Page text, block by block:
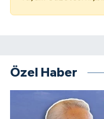
Özel Haber